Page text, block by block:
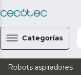
Categorías
Robots aspiradores